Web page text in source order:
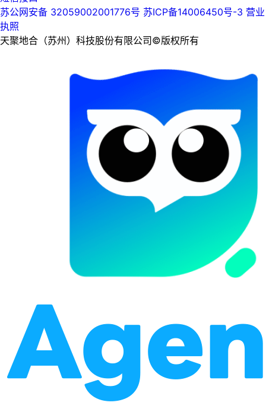
苏公网安备 32059002001776号 苏ICP备14006450号-3 营业
执照
天聚地合（苏州）科技股份有限公司©版权所有